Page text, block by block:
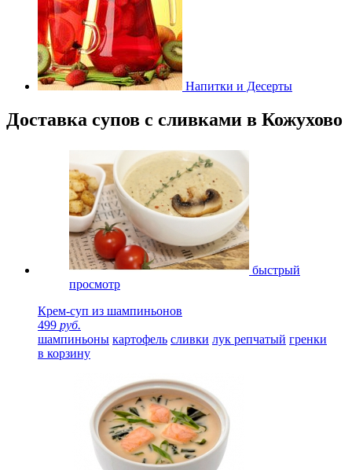
Напитки и Десерты
Доставка супов с сливками в Кожухово
быстрый
просмотр
Крем-суп из шампиньонов
499 руб.
шампиньоны картофель сливки лук репчатый гренки
в корзину